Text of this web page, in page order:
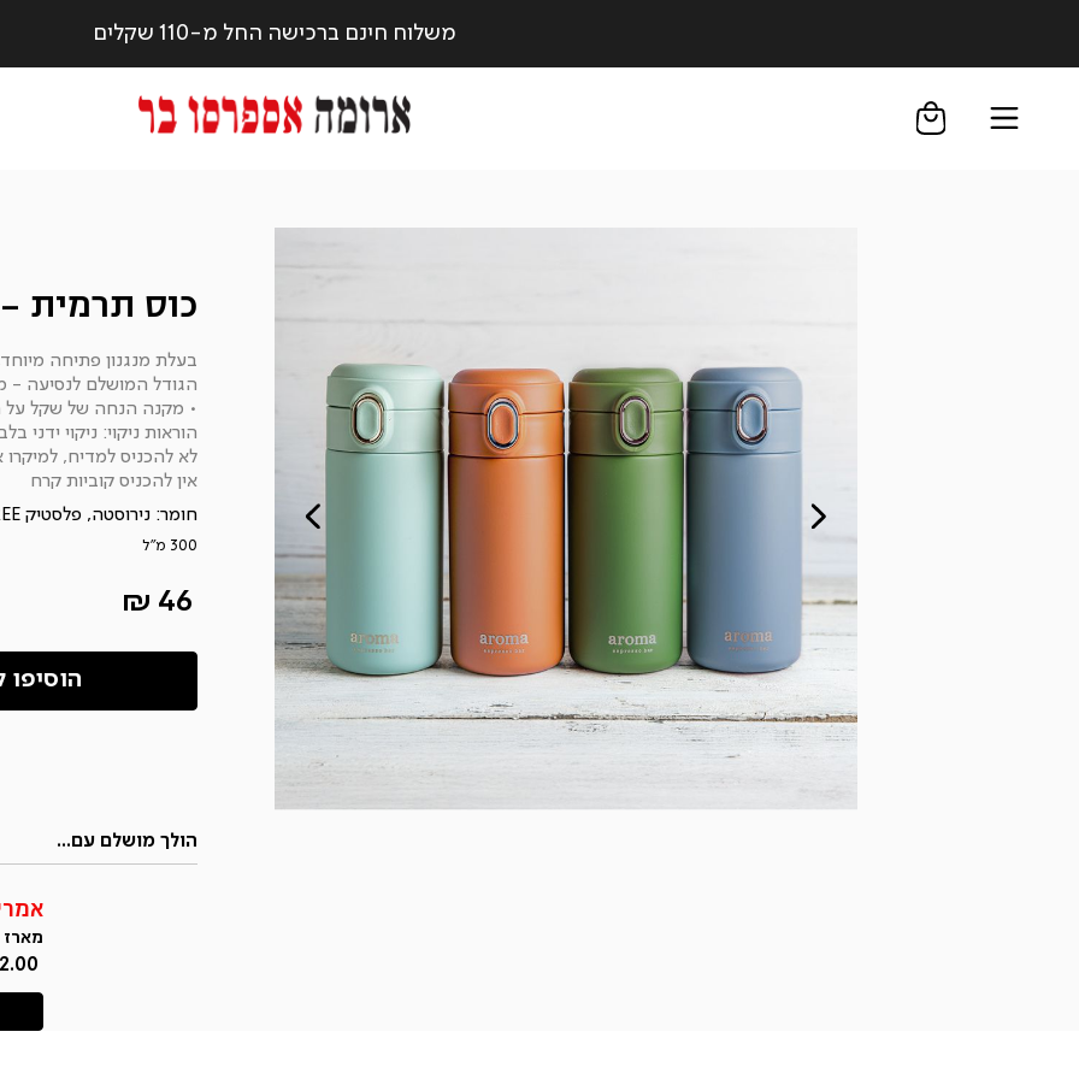
משלוח חינם ברכישה החל מ-110 שקלים
כוס תרמית -
בעלת מנגנון פתיחה
הגודל המושלם לנסיעה -
• מקנה הנחה של שקל על
הוראות ניקוי: ניקוי ידני
לא להכניס למדיח,
אין להכניס קוביות קרח
חומר: נירוסטה, פלסטיק BPA FREE וסיליקון
300 מ”ל
46 ₪
הוסיפו
הולך מושלם עם...
מארז
מחיר
מוצר
₪